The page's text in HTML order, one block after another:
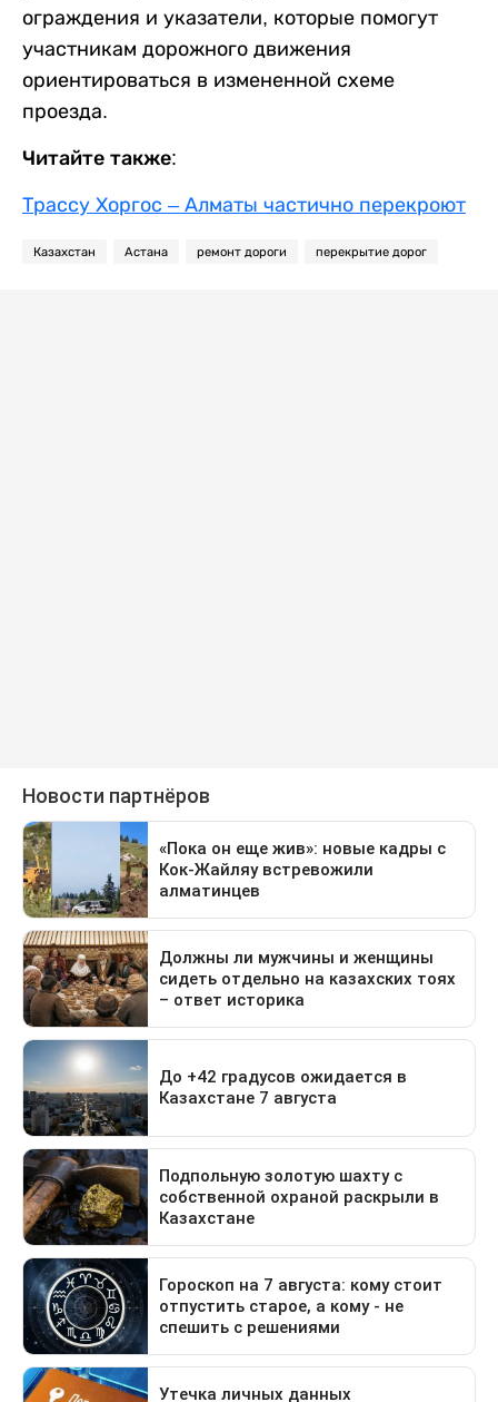
ограждения и указатели, которые помогут
участникам дорожного движения
ориентироваться в измененной схеме
проезда.
Читайте также:
Трассу Хоргос – Алматы частично перекроют
Казахстан Астана ремонт дороги перекрытие дорог